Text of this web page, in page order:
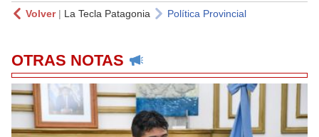
Volver| La Tecla Patagonia Política Provincial
OTRAS NOTAS